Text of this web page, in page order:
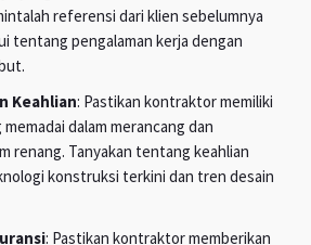
referensi dari klien sebelumnya
tentang pengalaman kerja dengan
Keahlian: Pastikan kontraktor memiliki
dalam merancang dan
renang. Tanyakan tentang keahlian
konstruksi terkini dan tren desain
: Pastikan kontraktor memberikan